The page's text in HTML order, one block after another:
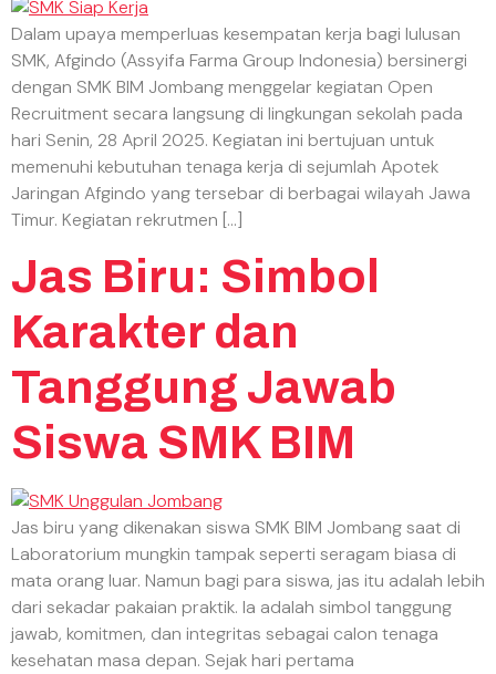
Dalam upaya memperluas kesempatan kerja bagi lulusan
SMK, Afgindo (Assyifa Farma Group Indonesia) bersinergi
dengan SMK BIM Jombang menggelar kegiatan Open
Recruitment secara langsung di lingkungan sekolah pada
hari Senin, 28 April 2025. Kegiatan ini bertujuan untuk
memenuhi kebutuhan tenaga kerja di sejumlah Apotek
Jaringan Afgindo yang tersebar di berbagai wilayah Jawa
Timur. Kegiatan rekrutmen […]
Jas Biru: Simbol
Karakter dan
Tanggung Jawab
Siswa SMK BIM
Jas biru yang dikenakan siswa SMK BIM Jombang saat di
Laboratorium mungkin tampak seperti seragam biasa di
mata orang luar. Namun bagi para siswa, jas itu adalah lebih
dari sekadar pakaian praktik. Ia adalah simbol tanggung
jawab, komitmen, dan integritas sebagai calon tenaga
kesehatan masa depan. Sejak hari pertama